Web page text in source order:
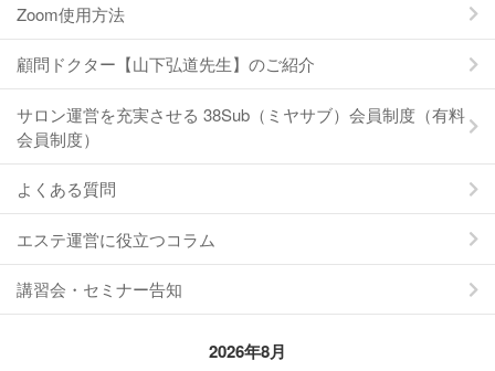
Zoom使用方法
顧問ドクター【山下弘道先生】のご紹介
サロン運営を充実させる 38Sub（ミヤサブ）会員制度（有料
会員制度）
よくある質問
エステ運営に役立つコラム
講習会・セミナー告知
2026年8月